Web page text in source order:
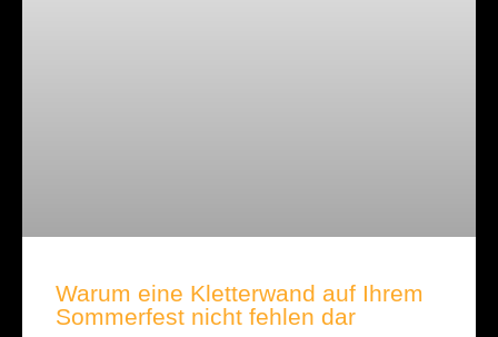
Warum eine Kletterwand auf Ihrem
Sommerfest nicht fehlen dar